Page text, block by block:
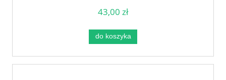
43,00 zł
do koszyka